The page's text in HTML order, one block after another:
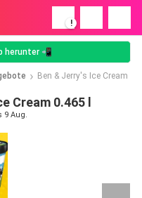
!
herunter 📲
Ben & Jerry's Ice Cream
Cream 0.465 l
Aug.